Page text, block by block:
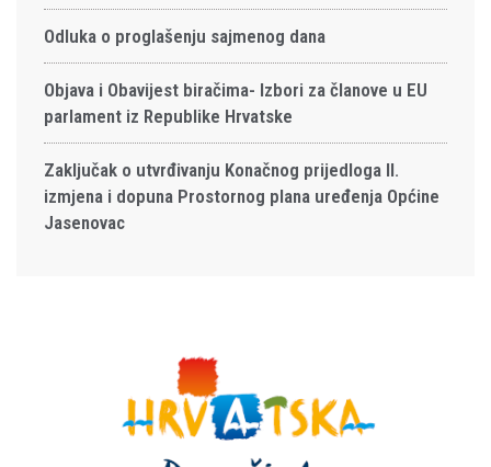
Odluka o proglašenju sajmenog dana
Objava i Obavijest biračima- Izbori za članove u EU
parlament iz Republike Hrvatske
Zaključak o utvrđivanju Konačnog prijedloga II.
izmjena i dopuna Prostornog plana uređenja Općine
Jasenovac